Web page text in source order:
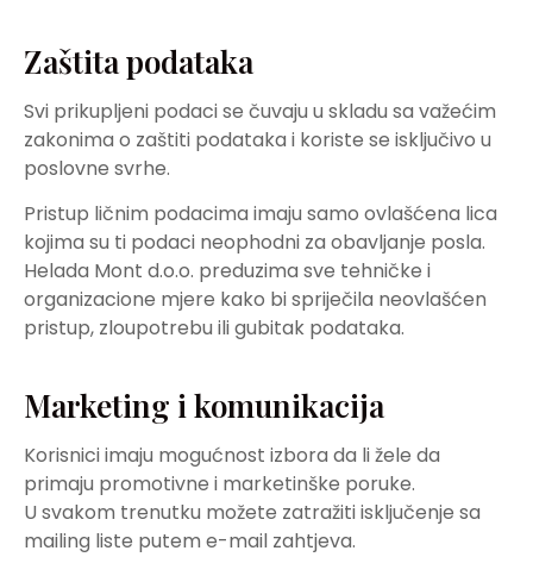
Zaštita podataka
Svi prikupljeni podaci se čuvaju u skladu sa važećim
zakonima o zaštiti podataka i koriste se isključivo u
poslovne svrhe.
Pristup ličnim podacima imaju samo ovlašćena lica
kojima su ti podaci neophodni za obavljanje posla.
Helada Mont d.o.o. preduzima sve tehničke i
organizacione mjere kako bi spriječila neovlašćen
pristup, zloupotrebu ili gubitak podataka.
Marketing i komunikacija
Korisnici imaju mogućnost izbora da li žele da
primaju promotivne i marketinške poruke.
U svakom trenutku možete zatražiti isključenje sa
mailing liste putem e-mail zahtjeva.